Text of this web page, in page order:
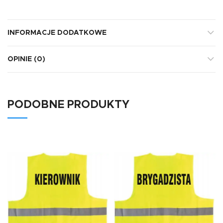
INFORMACJE DODATKOWE
OPINIE (0)
PODOBNE PRODUKTY